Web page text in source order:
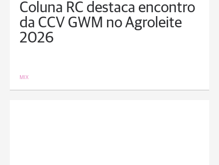
Coluna RC destaca encontro
da CCV GWM no Agroleite
2026
MIX